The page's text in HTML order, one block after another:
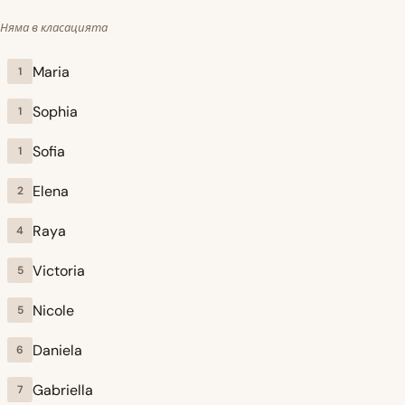
Няма в класацията
1 Maria
1 Sophia
1 Sofia
2 Elena
4 Raya
5 Victoria
5 Nicole
6 Daniela
7 Gabriella